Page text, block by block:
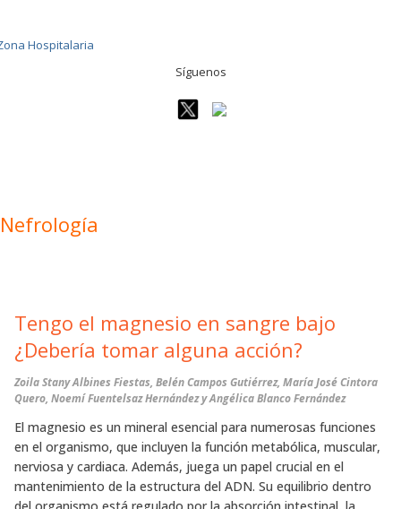
Síguenos
Nefrología
Tengo el magnesio en sangre bajo
¿Debería tomar alguna acción?
Zoila Stany Albines Fiestas, Belén Campos Gutiérrez, María José Cintora
Quero, Noemí Fuentelsaz Hernández y Angélica Blanco Fernández
El magnesio es un mineral esencial para numerosas funciones
en el organismo, que incluyen la función metabólica, muscular,
nerviosa y cardiaca. Además, juega un papel crucial en el
mantenimiento de la estructura del ADN. Su equilibrio dentro